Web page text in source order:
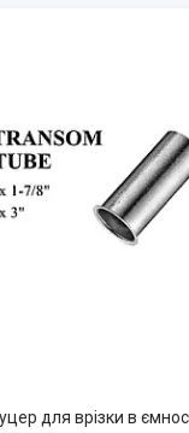
для врізки в